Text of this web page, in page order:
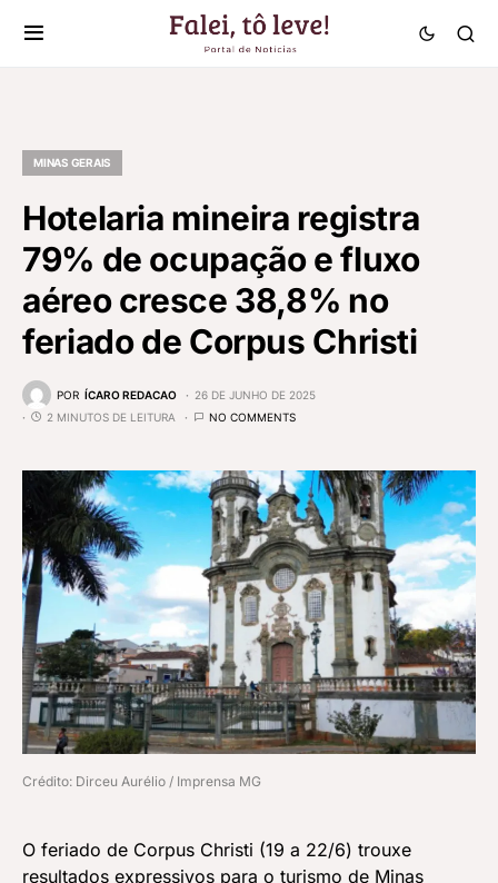
MINAS GERAIS
Hotelaria mineira registra
79% de ocupação e fluxo
aéreo cresce 38,8% no
feriado de Corpus Christi
POR ÍCARO REDACAO
26 DE JUNHO DE 2025
2 MINUTOS DE LEITURA
NO COMMENTS
Crédito: Dirceu Aurélio / Imprensa MG
O feriado de Corpus Christi (19 a 22/6) trouxe
resultados expressivos para o turismo de Minas